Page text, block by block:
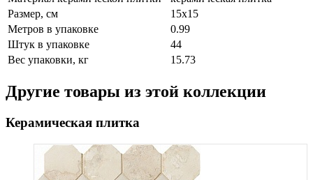
Размер, см
15x15
Метров в упаковке
0.99
Штук в упаковке
44
Вес упаковки, кг
15.73
Другие товары из этой коллекции
Керамическая плитка